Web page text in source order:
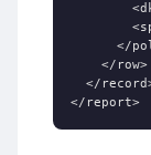
</
    </row>
</
</report>